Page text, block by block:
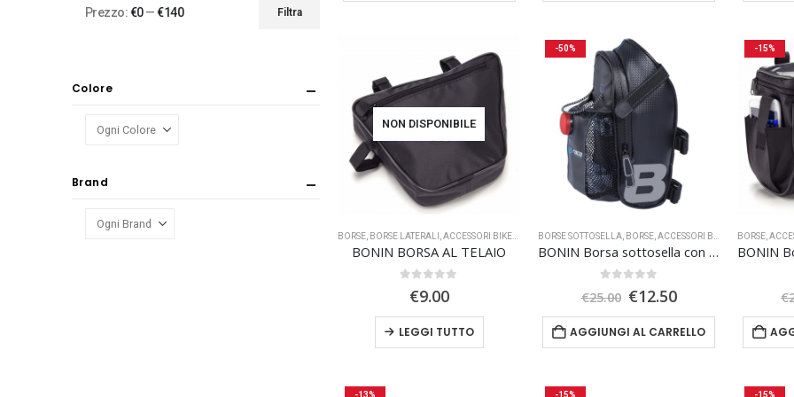
NON DISPONIBILE
BORSE, BORSE LATERALI ,ACCESSORI BIKE,TRASPORTO
BONIN BORSA AL TELAIO
€9.00
LEGGI TUTTO
-50%
BORSE SOTTOSELLA, BORSE,ACCESSORI BIKE TRASPORTO,
BONIN Borsa sottosella con fanalino
€25.00 Il
originale
era:
€12.50Il
attuale
è:
AGGIUNGI AL CARRELLO
-15%
BORSE,
€
-13% -15% -15%
Filtra
Prezzo:€0—€140
Colore
Brand